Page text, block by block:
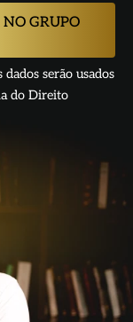
serão usados
do Direito
NO GRUPO